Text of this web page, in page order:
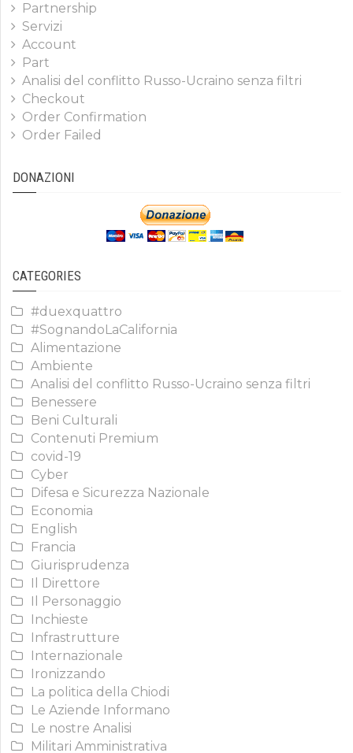
Partnership
Servizi
Account
Part
Analisi del conflitto Russo-Ucraino senza filtri
Checkout
Order Confirmation
Order Failed
DONAZIONI
CATEGORIES
#duexquattro
#SognandoLaCalifornia
Alimentazione
Ambiente
Analisi del conflitto Russo-Ucraino senza filtri
Benessere
Beni Culturali
Contenuti Premium
covid-19
Cyber
Difesa e Sicurezza Nazionale
Economia
English
Francia
Giurisprudenza
Il Direttore
Il Personaggio
Inchieste
Infrastrutture
Internazionale
Ironizzando
La politica della Chiodi
Le Aziende Informano
Le nostre Analisi
Militari Amministrativa